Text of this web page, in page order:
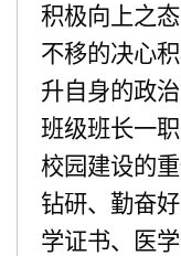
积极向上之
不移的决心
升自身的政
班级班长一
校园建设的
钻研、勤奋
学证书、医